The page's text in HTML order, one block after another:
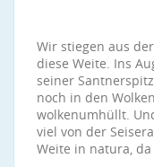
Wir stiegen aus
diese Weite. Ins
seiner
noch in den
wolkenumhüllt.
viel von der
Weite in natura,